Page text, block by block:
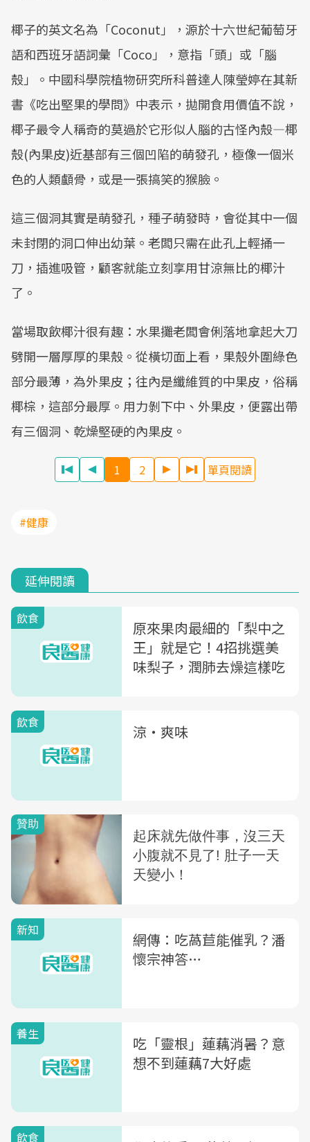
椰子的英文名為「Coconut」，源於十六世紀葡萄牙
語和西班牙語詞彙「Coco」，意指「頭」或「腦
殼」。中國科學院植物研究所科普達人陳瑩婷在其新
書《吃出堅果的學問》中表示，拋開食用價值不說，
椰子最令人稱奇的莫過於它形似人腦的古怪內殼—椰
殼(內果皮)近基部有三個凹陷的萌發孔，極像一個米
色的人類顱骨，或是一張搞笑的猴臉。
這三個洞其實是萌發孔，種子萌發時，會從其中一個
未封閉的洞口伸出幼葉。老闆只需在此孔上輕捅一
刀，插進吸管，顧客就能立刻享用甘涼無比的椰汁
了。
當場取飲椰汁很有趣：水果攤老闆會俐落地拿起大刀
劈開一層厚厚的果殼。從橫切面上看，果殼外圍綠色
部分最薄，為外果皮；往內是纖維質的中果皮，俗稱
椰棕，這部分最厚。用力剝下中、外果皮，便露出帶
有三個洞、乾燥堅硬的內果皮。
1 2 單頁閱讀
#健康
延伸閱讀
飲食
原來果肉最細的「梨中之
王」就是它！4招挑選美
味梨子，潤肺去燥這樣吃
飲食 涼‧爽味
新知
網傳：吃萵苣能催乳？潘
懷宗神答…
養生
吃「靈根」蓮藕消暑？意
想不到蓮藕7大好處
飲食